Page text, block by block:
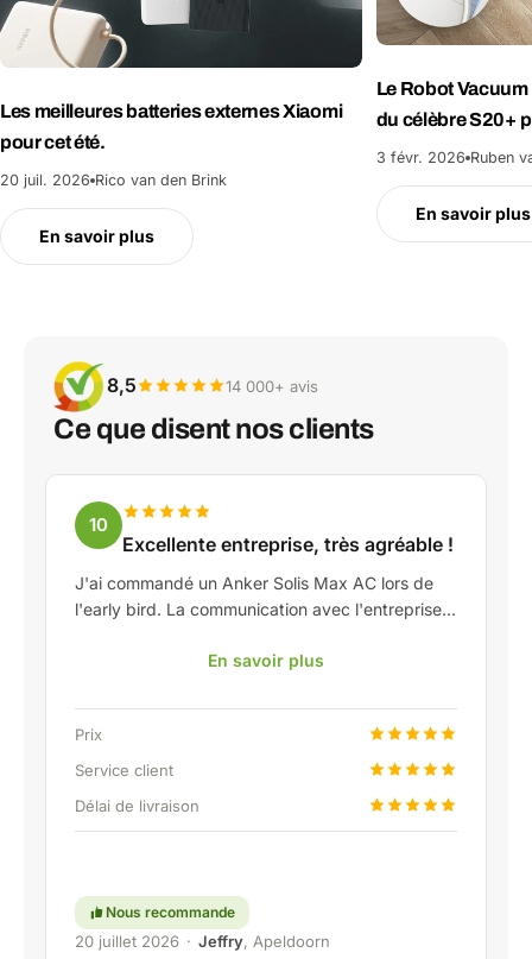
Les meilleures batteries externes Xiaomi
pour cet été.
20 juil. 2026 Rico van den Brink
En savoir plus
Le Robot
du célèbre S20+
3 févr. 2026 Ruben
En savoir plus
8,5 14 000+ avis
Ce que disent nos clients
10
Excellente entreprise, très agréable !
J'ai commandé un Anker Solis Max AC lors de
l'early bird. La communication avec l'entreprise,
en tant que client. Rico m'a tenu bien informé de
partagée. Après avoir convenu de la livraison, on
m'a même proposé gratuitement une connexion
fixe pour pouvoir raccorder la batterie
super, évidemment. En bref : une entreprise très
En savoir plus
Prix
Service client
Délai de livraison
Nous recommande
20 juillet 2026 · Jeffry, Apeldoorn